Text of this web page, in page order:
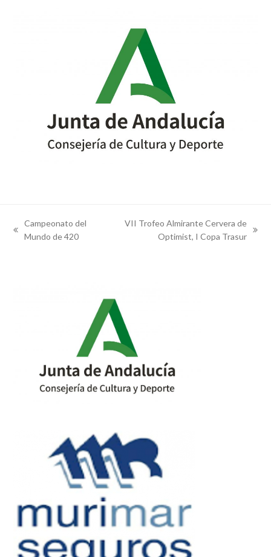
previous
Campeonato del
Mundo de 420
VII Trofeo Almirante Cervera de
Optimist, I Copa Trasur